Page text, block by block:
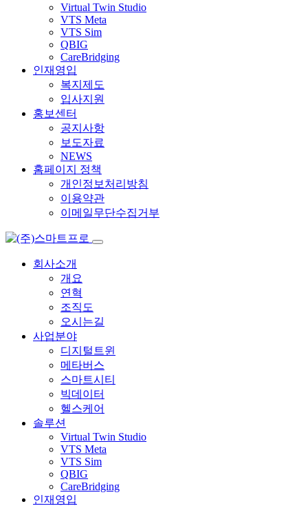
Virtual Twin Studio
VTS Meta
VTS Sim
QBIG
CareBridging
인재영입
복지제도
입사지원
홍보센터
공지사항
보도자료
NEWS
홈페이지 정책
개인정보처리방침
이용약관
이메일무단수집거부
회사소개
개요
연혁
조직도
오시는길
사업분야
디지털트윈
메타버스
스마트시티
빅데이터
헬스케어
솔루션
Virtual Twin Studio
VTS Meta
VTS Sim
QBIG
CareBridging
인재영입